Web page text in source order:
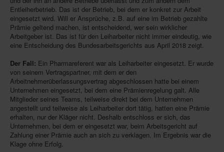
Entleiherbetrieb. Das ist der Betrieb, bei dem er konkret zur Arbeit
eingesetzt wird. Will er Ansprüche, z.B. auf eine im Betrieb gezahlte
Prämie geltend machen, ist entscheidend, wer sein wirklicher
Arbeitgeber ist. Das ist für den Leiharbeiter nicht immer eindeutig, wie
eine Entscheidung des Bundesarbeitsgerichts aus April 2018 zeigt.
Der Fall: Ein Pharmareferent war als Leiharbeiter eingesetzt. Er wurde
von seinem Vertragspartner, mit dem er den
Arbeitnehmerüberlassungsvertrag abgeschlossen hatte bei einem
Unternehmen eingesetzt, bei dem eine Prämienregelung galt. Alle
Mitglieder seines Teams, teilweise direkt bei dem Unternehmen
angestellt und teilweise als Leiharbeiter dort tätig, hatten eine Prämie
erhalten, nur der Kläger nicht. Deshalb entschloss er sich, das
Unternehmen, bei dem er eingesetzt war, beim Arbeitsgericht auf
Zahlung einer Prämie auch an sich zu verklagen. Im Ergebnis war die
Klage ohne Erfolg.